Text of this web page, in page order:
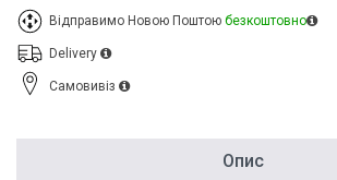
Відправимо Новою Поштою безкоштовно
Delivery
Cамовивіз
Опис